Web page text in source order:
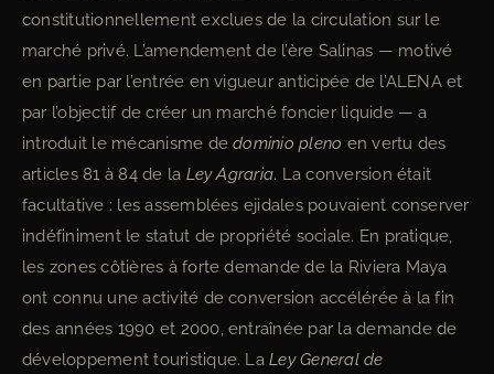
constitutionnellement exclues de la circulation sur le
marché privé. L’amendement de l’ère Salinas — motivé
en partie par l’entrée en vigueur anticipée de l’ALENA et
par l’objectif de créer un marché foncier liquide — a
introduit le mécanisme dedominio pleno en vertu des
articles 81 à 84 de la Ley Agraria. La conversion était
facultative : les assemblées ejidales pouvaient conserver
indéfiniment le statut de propriété sociale. En pratique,
les zones côtières à forte demande de la Riviera Maya
ont connu une activité de conversion accélérée à la fin
des années 1990 et 2000, entraînée par la demande de
développement touristique. LaLey General de